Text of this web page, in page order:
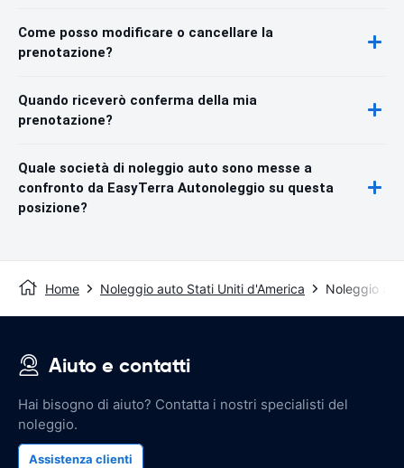
Come posso modificare o cancellare la
prenotazione?
Quando riceverò conferma della mia
prenotazione?
Quale società di noleggio auto sono messe a
confronto da EasyTerra Autonoleggio su questa
posizione?
Home Noleggio auto Stati Uniti d'America Noleggio
Aiuto e contatti
Hai bisogno di aiuto? Contatta i nostri specialisti del
noleggio.
Assistenza clienti